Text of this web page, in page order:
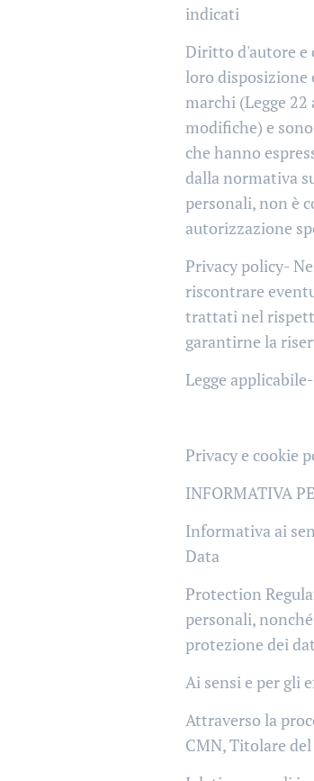
indicati
Diritto d'autore e
loro
marchi (Legge 22
modifiche) e
che hanno
dalla normativa
personali, non è
autorizzazione
Privacy policy-
riscontrare
trattati nel
garantirne la
Legge
Privacy e cookie
INFORMATIVA
Informativa ai
Data
Protection
personali,
protezione dei
Ai sensi e per gli
Attraverso la
CMN, Titolare